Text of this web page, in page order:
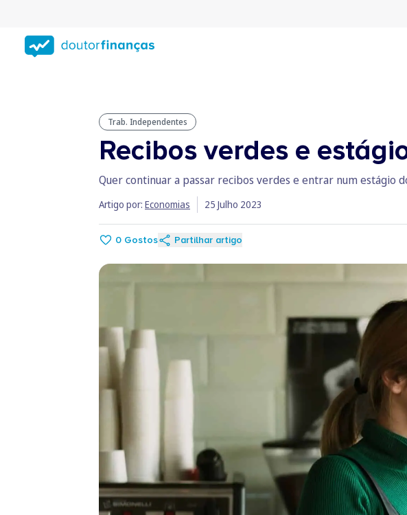
conteúdo
principal
Trab. Independentes
Recibos verdes e
Quer continuar a passar recibos verdes e entrar num estágio
Artigo por: Economias 25 Julho 2023
0 Gostos Partilhar artigo